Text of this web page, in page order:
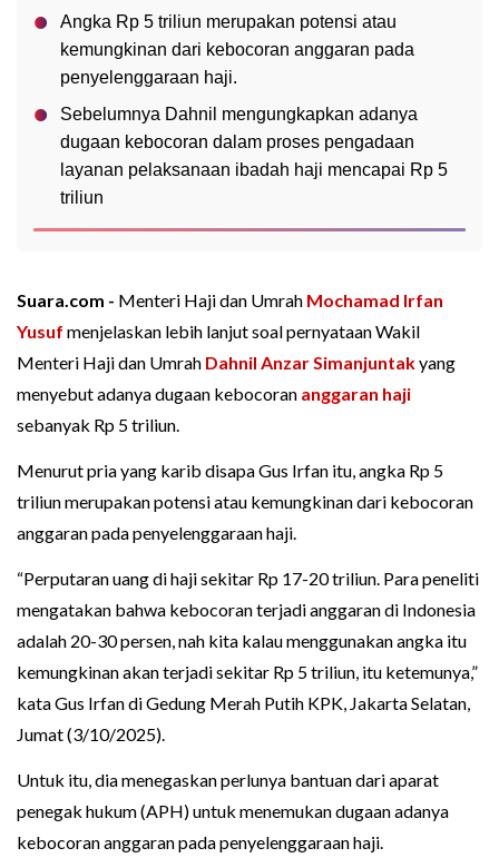
Angka Rp 5 triliun merupakan potensi atau
kemungkinan dari kebocoran anggaran pada
penyelenggaraan haji.
Sebelumnya Dahnil mengungkapkan adanya
dugaan kebocoran dalam proses pengadaan
layanan pelaksanaan ibadah haji mencapai Rp 5
triliun
Suara.com - Menteri Haji dan Umrah Mochamad Irfan
Yusuf menjelaskan lebih lanjut soal pernyataan Wakil
Menteri Haji dan Umrah Dahnil Anzar Simanjuntakyang
menyebut adanya dugaan kebocoran anggaran haji
sebanyak Rp 5 triliun.
Menurut pria yang karib disapa Gus Irfan itu, angka Rp 5
triliun merupakan potensi atau kemungkinan dari kebocoran
anggaran pada penyelenggaraan haji.
“Perputaran uang di haji sekitar Rp 17-20 triliun. Para peneliti
mengatakan bahwa kebocoran terjadi anggaran di Indonesia
adalah 20-30 persen, nah kita kalau menggunakan angka itu
kemungkinan akan terjadi sekitar Rp 5 triliun, itu ketemunya,”
kata Gus Irfan di Gedung Merah Putih KPK, Jakarta Selatan,
Jumat (3/10/2025).
Untuk itu, dia menegaskan perlunya bantuan dari aparat
penegak hukum (APH) untuk menemukan dugaan adanya
kebocoran anggaran pada penyelenggaraan haji.